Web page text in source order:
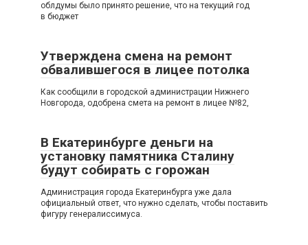
облдумы было принято решение, что на текущий год
в бюджет
Утверждена смена на ремонт
обвалившегося в лицее потолка
Как сообщили в городской администрации Нижнего
Новгорода, одобрена смета на ремонт в лицее №82,
В Екатеринбурге деньги на
установку памятника Сталину
будут собирать с горожан
Администрация города Екатеринбурга уже дала
официальный ответ, что нужно сделать, чтобы поставить
фигуру генералиссимуса.